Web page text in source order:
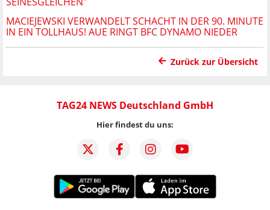
MACIEJEWSKI VERWANDELT SCHACHT IN DER 90. MINUTE
IN EIN TOLLHAUS! AUE RINGT BFC DYNAMO NIEDER
Zurück zur Übersicht
TAG24 NEWS Deutschland GmbH
Hier findest du uns: